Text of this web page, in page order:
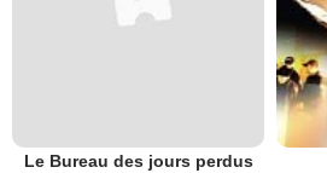
Le Bureau des jours perdus